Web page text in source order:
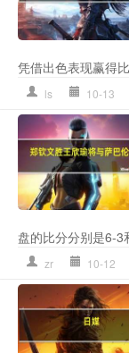
凭借出色表现赢得
ls 10-13
盘的比分分别是6-
zr 10-12